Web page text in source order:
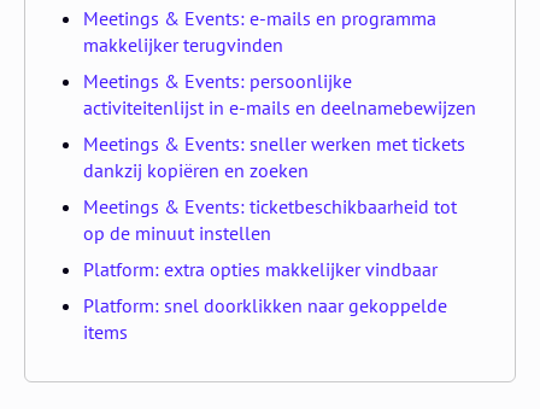
Meetings & Events: e-mails en programma
makkelijker terugvinden
Meetings & Events: persoonlijke
activiteitenlijst in e-mails en deelnamebewijzen
Meetings & Events: sneller werken met tickets
dankzij kopiëren en zoeken
Meetings & Events: ticketbeschikbaarheid tot
op de minuut instellen
Platform: extra opties makkelijker vindbaar
Platform: snel doorklikken naar gekoppelde
items